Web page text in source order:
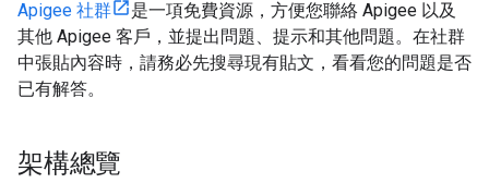
Apigee 社群
是一項免費資源，方便您聯絡 Apigee 以及
其他 Apigee 客戶，並提出問題、提示和其他問題。在社群
中張貼內容時，請務必先搜尋現有貼文，看看您的問題是否
已有解答。
架構總覽